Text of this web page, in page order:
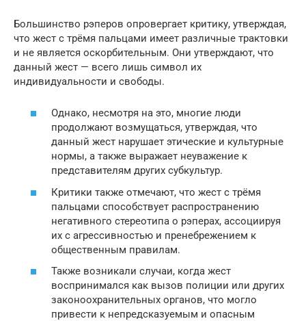
Большинство рэперов опровергает критику, утверждая,
что жест с трёмя пальцами имеет различные трактовки
и не является оскорбительным. Они утверждают, что
данный жест — всего лишь символ их
индивидуальности и свободы.
Однако, несмотря на это, многие люди
продолжают возмущаться, утверждая, что
данный жест нарушает этические и культурные
нормы, а также выражает неуважение к
представителям других субкультур.
Критики также отмечают, что жест с трёмя
пальцами способствует распространению
негативного стереотипа о рэперах, ассоциируя
их с агрессивностью и пренебрежением к
общественным правилам.
Также возникали случаи, когда жест
воспринимался как вызов полиции или других
законоохранительных органов, что могло
привести к непредсказуемым и опасным